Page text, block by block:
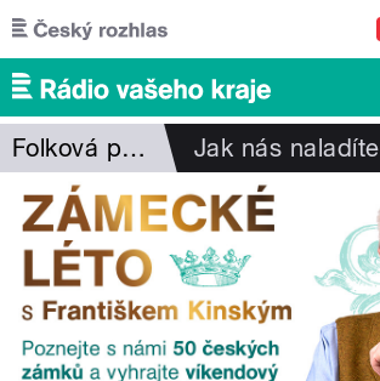
Přejít k hlavnímu obsahu
Folková pohlazení Jak nás naladíte